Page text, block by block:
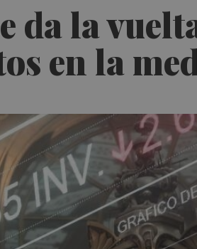
da la
en la